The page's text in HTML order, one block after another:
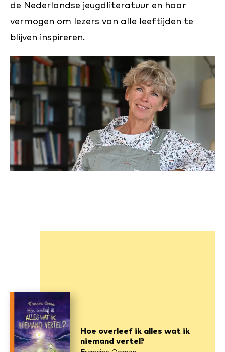
de Nederlandse jeugdliteratuur en haar
vermogen om lezers van alle leeftijden te
blijven inspireren.
Hoe overleef ik alles wat ik
niemand vertel?